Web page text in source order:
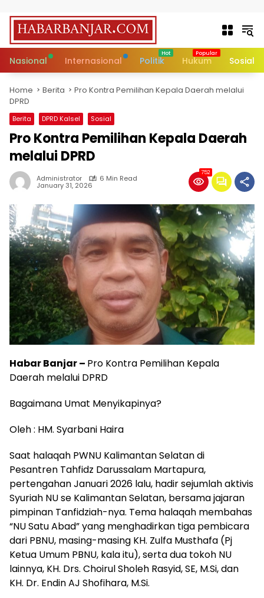
Nasional Internasional Politik Hukum Sosial
Home Berita
Pro Kontra Pemilihan Kepala Daerah melalui
DPRD
Berita DPRD Kalsel Sosial
Pro Kontra Pemilihan Kepala Daerah
melalui DPRD
Administrator 6 Min Read
January 31, 2026
752
Habar Banjar – Pro Kontra Pemilihan Kepala
Daerah melalui DPRD
Bagaimana Umat Menyikapinya?
Oleh : HM. Syarbani Haira
Saat halaqah PWNU Kalimantan Selatan di
Pesantren Tahfidz Darussalam Martapura,
pertengahan Januari 2026 lalu, hadir sejumlah aktivis
Syuriah NU se Kalimantan Selatan, bersama jajaran
pimpinan Tanfidziah-nya. Tema halaqah membahas
“NU Satu Abad” yang menghadirkan tiga pembicara
dari PBNU, masing-masing KH. Zulfa Musthafa (Pj
Ketua Umum PBNU, kala itu), serta dua tokoh NU
lainnya, KH. Drs. Choirul Sholeh Rasyid, SE, M.Si, dan
KH. Dr. Endin AJ Shofihara, M.Si.